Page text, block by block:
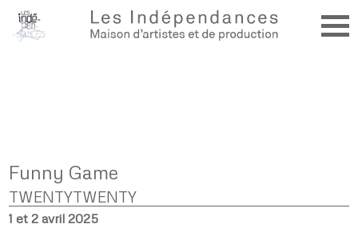
Funny Game
TWENTYTWENTY
1 et 2 avril 2025